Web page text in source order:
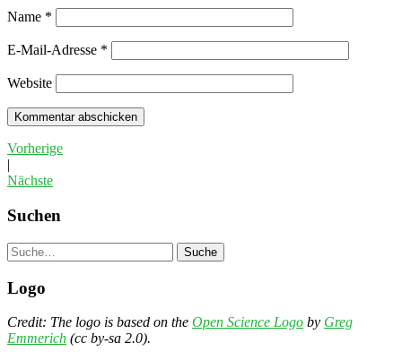
Name *
E-Mail-Adresse *
Website
Vorherige
|
Nächste
Suchen
Suche
Logo
Credit: The logo is based on the Open Science Logo by Greg
Emmerich (cc by-sa 2.0).